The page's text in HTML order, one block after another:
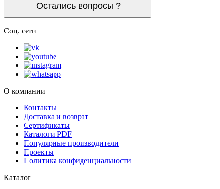
Остались вопросы ?
Соц. сети
О компании
Контакты
Доставка и возврат
Сертификаты
Каталоги PDF
Популярные производители
Проекты
Политика конфиденциальности
Каталог